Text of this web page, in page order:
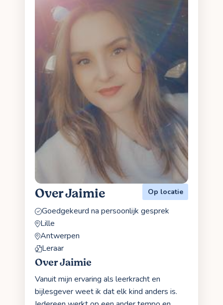
Over Jaimie Op locatie
Goedgekeurd na persoonlijk gesprek
Lille
Antwerpen
Leraar
Over Jaimie
Vanuit mijn ervaring als leerkracht en
bijlesgever weet ik dat elk kind anders is.